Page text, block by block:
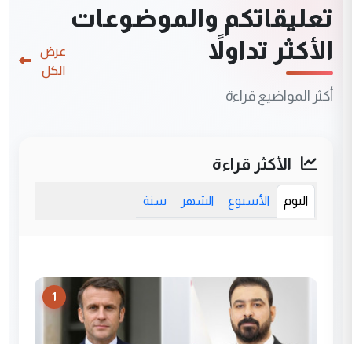
تعليقاتكم والموضوعات
الأكثر تداولاً
أكثر المواضيع قراءة
عرض
الكل
الأكثر قراءة
اليوم الأسبوع الشهر سنة
1